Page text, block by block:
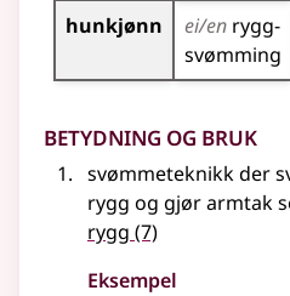
hunkjønn
ei/en rygg­
svømming
Betydning og bruk
svømmeteknikk der
rygg og gjør armtak
rygg (7)
Eksempel